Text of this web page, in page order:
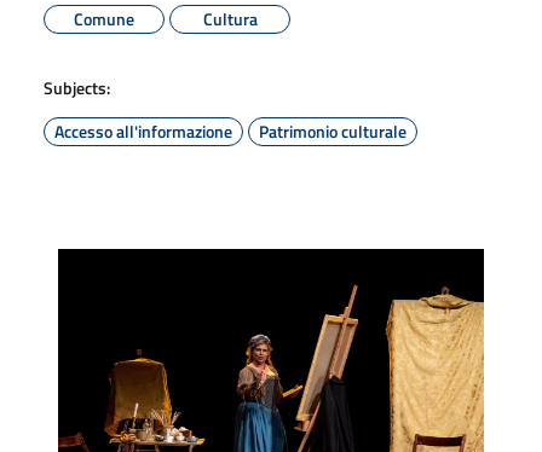
Comune
Cultura
Subjects:
Accesso all'informazione
Patrimonio culturale